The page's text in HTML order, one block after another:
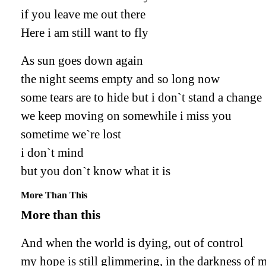
if you leave me out there
Here i am still want to fly
As sun goes down again
the night seems empty and so long now
some tears are to hide but i don`t stand a change
we keep moving on somewhile i miss you
sometime we`re lost
i don`t mind
but you don`t know what it is
More Than This
More than this
And when the world is dying, out of control
my hope is still glimmering, in the darkness of